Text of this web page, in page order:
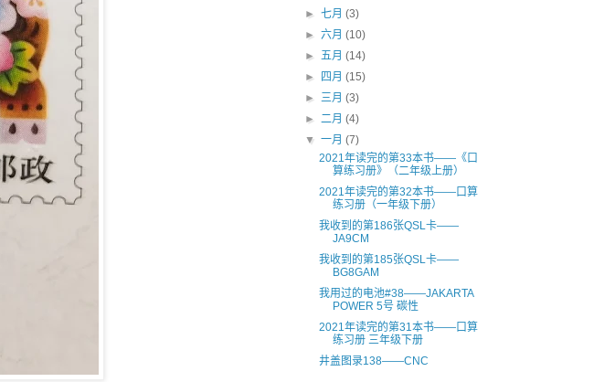
►七月(3)
►六月(10)
►五月(14)
►
四月(15)
►三月(3)
►二月(4)
▼一月(7)
2021年读完的第33本书——《口
算练习册》（二年级上册）
2021年读完的第32本书——口算
练习册（一年级下册）
我收到的第186张QSL卡——
JA9CM
我收到的第185张QSL卡——
BG8GAM
我用过的电池#38——JAKARTA
POWER 5号 碳性
2021年读完的第31本书——口算
练习册 三年级下册
井盖图录138——CNC